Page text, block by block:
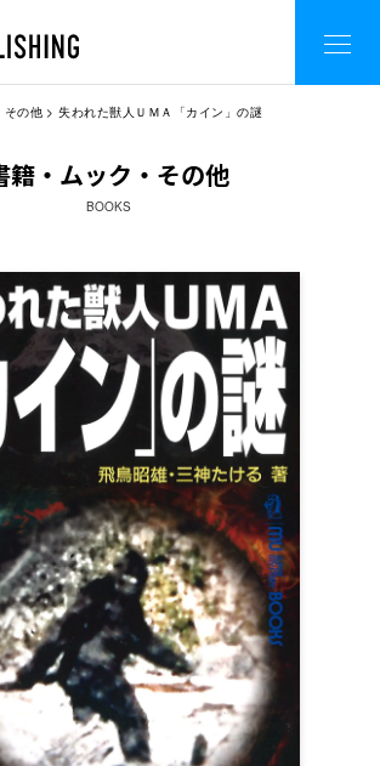
その他 失われた獣人ＵＭＡ「カイン」の謎
籍・ムック・その他
BOOKS